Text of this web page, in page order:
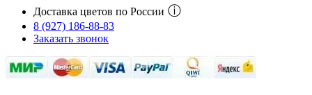
Доставка цветов по России ⓘ
8 (927) 186-88-83
Заказать звонок